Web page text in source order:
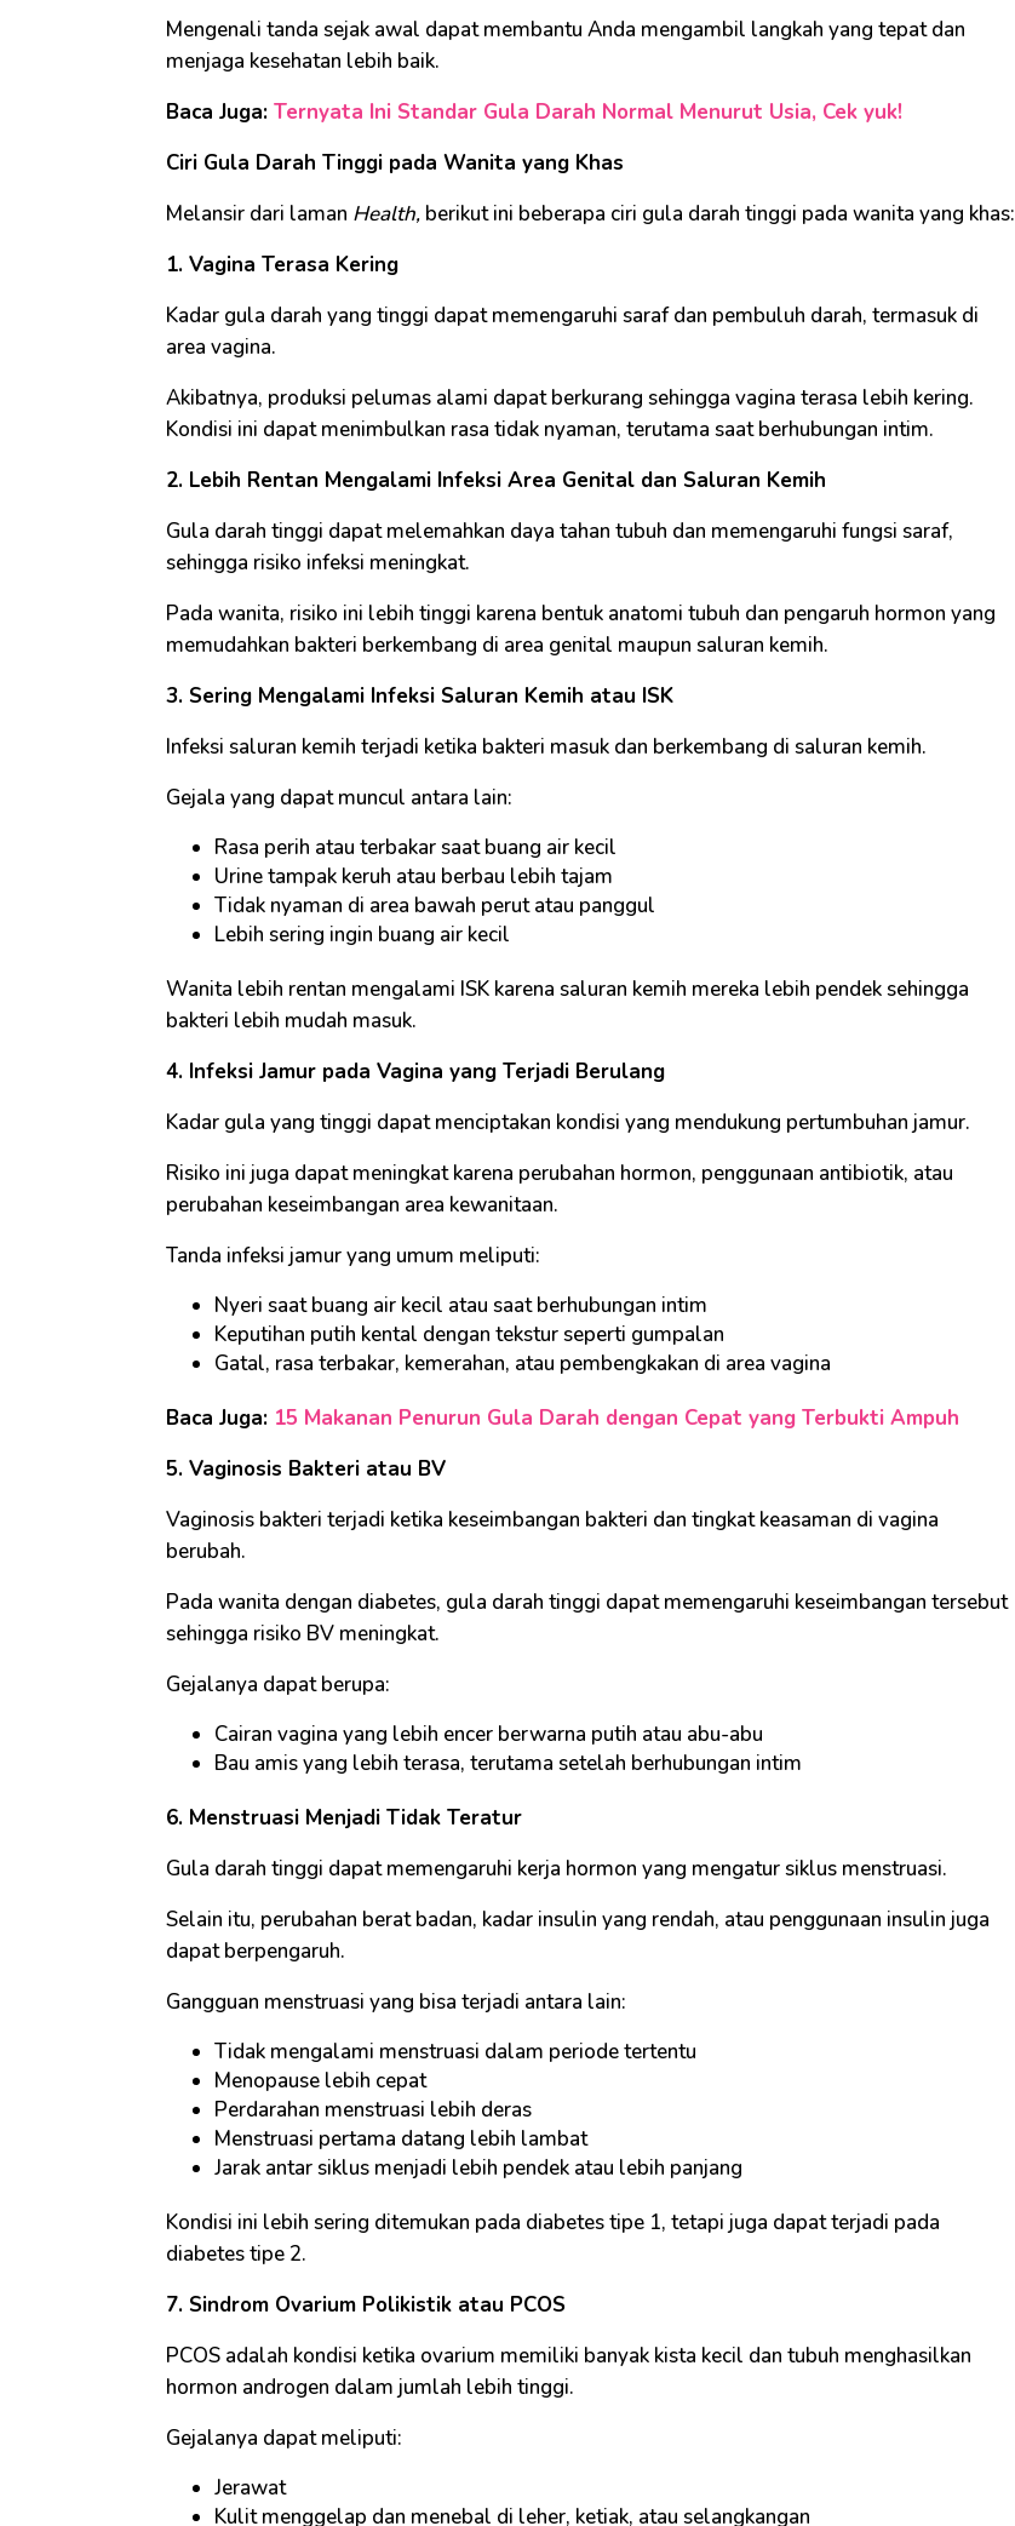
Mengenali tanda sejak awal dapat membantu Anda mengambil langkah yang tepat dan
menjaga kesehatan lebih baik.
Baca Juga: Ternyata Ini Standar Gula Darah Normal Menurut Usia, Cek yuk!
Ciri Gula Darah Tinggi pada Wanita yang Khas
Melansir dari laman Health, berikut ini beberapa ciri gula darah tinggi pada wanita yang khas:
1. Vagina Terasa Kering
Kadar gula darah yang tinggi dapat memengaruhi saraf dan pembuluh darah, termasuk di
area vagina.
Akibatnya, produksi pelumas alami dapat berkurang sehingga vagina terasa lebih kering.
Kondisi ini dapat menimbulkan rasa tidak nyaman, terutama saat berhubungan intim.
2. Lebih Rentan Mengalami Infeksi Area Genital dan Saluran Kemih
Gula darah tinggi dapat melemahkan daya tahan tubuh dan memengaruhi fungsi saraf,
sehingga risiko infeksi meningkat.
Pada wanita, risiko ini lebih tinggi karena bentuk anatomi tubuh dan pengaruh hormon yang
memudahkan bakteri berkembang di area genital maupun saluran kemih.
3. Sering Mengalami Infeksi Saluran Kemih atau ISK
Infeksi saluran kemih terjadi ketika bakteri masuk dan berkembang di saluran kemih.
Gejala yang dapat muncul antara lain:
Rasa perih atau terbakar saat buang air kecil
Urine tampak keruh atau berbau lebih tajam
Tidak nyaman di area bawah perut atau panggul
Lebih sering ingin buang air kecil
Wanita lebih rentan mengalami ISK karena saluran kemih mereka lebih pendek sehingga
bakteri lebih mudah masuk.
4. Infeksi Jamur pada Vagina yang Terjadi Berulang
Kadar gula yang tinggi dapat menciptakan kondisi yang mendukung pertumbuhan jamur.
Risiko ini juga dapat meningkat karena perubahan hormon, penggunaan antibiotik, atau
perubahan keseimbangan area kewanitaan.
Tanda infeksi jamur yang umum meliputi:
Nyeri saat buang air kecil atau saat berhubungan intim
Keputihan putih kental dengan tekstur seperti gumpalan
Gatal, rasa terbakar, kemerahan, atau pembengkakan di area vagina
Baca Juga: 15 Makanan Penurun Gula Darah dengan Cepat yang Terbukti Ampuh
5. Vaginosis Bakteri atau BV
Vaginosis bakteri terjadi ketika keseimbangan bakteri dan tingkat keasaman di vagina
berubah.
Pada wanita dengan diabetes, gula darah tinggi dapat memengaruhi keseimbangan tersebut
sehingga risiko BV meningkat.
Gejalanya dapat berupa:
Cairan vagina yang lebih encer berwarna putih atau abu-abu
Bau amis yang lebih terasa, terutama setelah berhubungan intim
6. Menstruasi Menjadi Tidak Teratur
Gula darah tinggi dapat memengaruhi kerja hormon yang mengatur siklus menstruasi.
Selain itu, perubahan berat badan, kadar insulin yang rendah, atau penggunaan insulin juga
dapat berpengaruh.
Gangguan menstruasi yang bisa terjadi antara lain:
Tidak mengalami menstruasi dalam periode tertentu
Menopause lebih cepat
Perdarahan menstruasi lebih deras
Menstruasi pertama datang lebih lambat
Jarak antar siklus menjadi lebih pendek atau lebih panjang
Kondisi ini lebih sering ditemukan pada diabetes tipe 1, tetapi juga dapat terjadi pada
diabetes tipe 2.
7. Sindrom Ovarium Polikistik atau PCOS
PCOS adalah kondisi ketika ovarium memiliki banyak kista kecil dan tubuh menghasilkan
hormon androgen dalam jumlah lebih tinggi.
Gejalanya dapat meliputi:
Jerawat
Kulit menggelap dan menebal di leher, ketiak, atau selangkangan